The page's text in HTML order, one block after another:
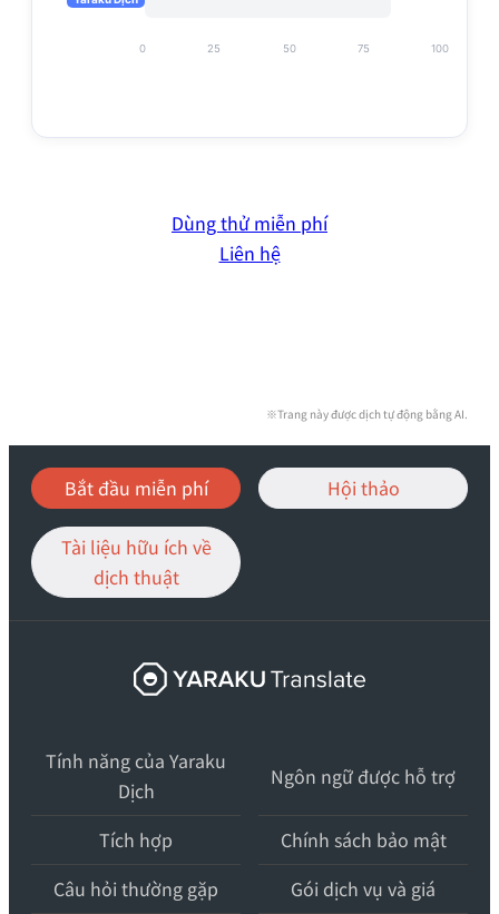
0 25 50 75 100
Dùng thử miễn phí
Liên hệ
※Trang này được dịch tự động bằng AI.
Bắt đầu miễn phí Hội thảo
Tài liệu hữu ích về
dịch thuật
ヤ
ラ
翻
訳
–
最
先
Tính năng của Yaraku
Dịch
Ngôn ngữ được hỗ trợ
Tích hợp
Chính sách bảo mật
Câu hỏi thường gặp
Gói dịch vụ và giá